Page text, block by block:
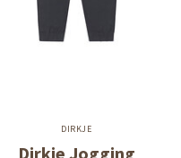
DIRKJE
Dirkje Jogging